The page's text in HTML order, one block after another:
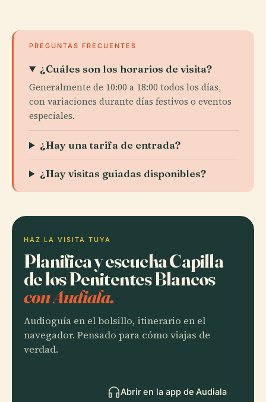
PREGUNTAS FRECUENTES
¿Cuáles son los horarios de visita?
Generalmente de 10:00 a 18:00 todos los días,
con variaciones durante días festivos o eventos
especiales.
¿Hay una tarifa de entrada?
¿Hay visitas guiadas disponibles?
HAZ LA VISITA TUYA
Planifica y escucha Capilla
de los Penitentes Blancos
con Audiala.
Audioguía en el bolsillo, itinerario en el
navegador. Pensado para cómo viajas de
verdad.
Abrir en la app de Audiala